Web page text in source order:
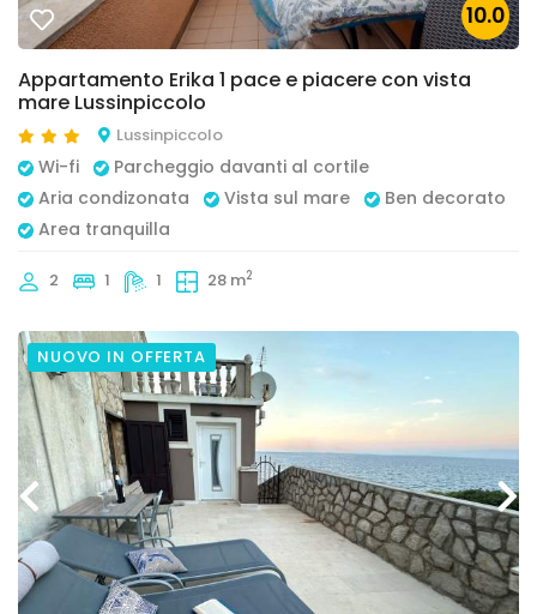
10.0
Appartamento Erika 1 pace e piacere con vista
mare Lussinpiccolo
Lussinpiccolo
Wi-fi
Parcheggio davanti al cortile
Aria condizonata
Vista sul mare
Ben decorato
Area tranquilla
2 1 1 28 m2
NUOVO IN OFFERTA